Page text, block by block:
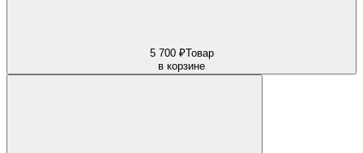
5 700 ₽Товар
в корзине